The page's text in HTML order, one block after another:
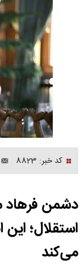
کد خبر: 8823
دشمن فرهاد
استقلال؛
می‌کند